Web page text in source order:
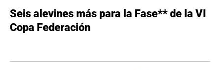
Seis alevines más para la Fase** de la VI
Copa Federación